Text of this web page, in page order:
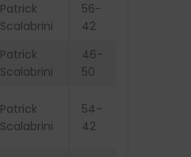
Patrick
Scalabrini
56-
42
Patrick
Scalabrini
46-
50
Patrick
Scalabrini
54-
42